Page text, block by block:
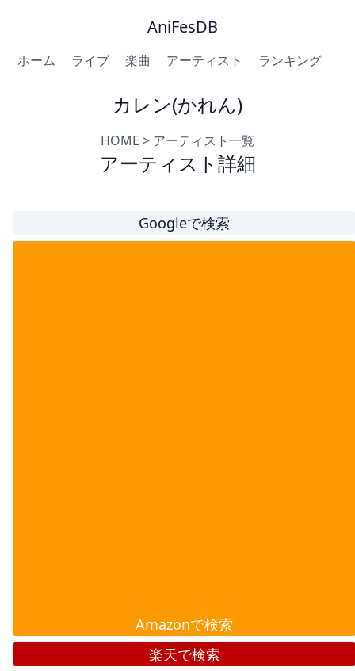
AniFesDB
ホーム ライブ 楽曲 アーティスト ランキング
カレン(かれん)
HOME > アーティスト一覧
アーティスト詳細
Googleで検索
Amazonで検索
楽天で検索